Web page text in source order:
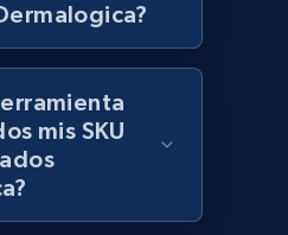
products by
Initial price, Final
and more.
Comenzar ahora
mis SKU